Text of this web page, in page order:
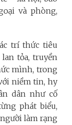
và phòng,
trí thức tiêu
tỏa, truyền
mình, trong
niềm tin, hy
dân như cố
phát biểu,
làm rạng